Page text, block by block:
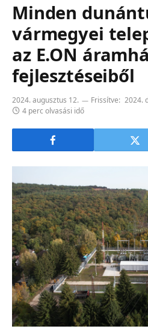
Minden
vármegyei
az E.ON
fejlesztéseiből
2024. augusztus 12. Frissítve: 2024.
4 perc olvasási idő